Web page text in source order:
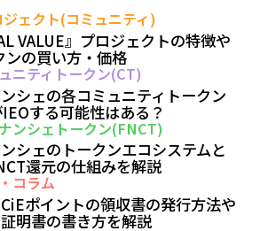
ジェクト(コミュニティ)
VALUE』プロジェクトの特徴や
ンの買い方・価格
ニティトークン(CT)
シェの各コミュニティトークン
する可能性はある？
ンシェトークン(FNCT)
シェのトークンエコシステムと
還元の仕組みを解説
コラム
ポイントの領収書の発行方法や
明書の書き方を解説